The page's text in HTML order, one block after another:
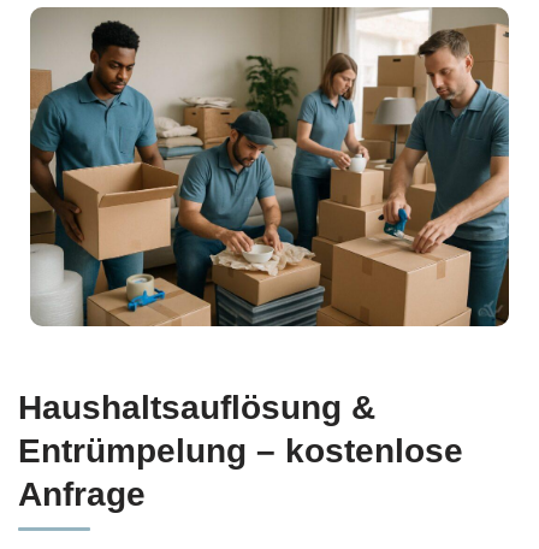
Haushaltsauflösung &
Entrümpelung – kostenlose
Anfrage